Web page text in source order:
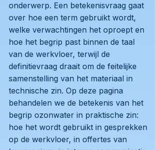
onderwerp. Een betekenisvraag gaat
over hoe een term gebruikt wordt,
welke verwachtingen het oproept en
hoe het begrip past binnen de taal
van de werkvloer, terwijl de
definitievraag draait om de feitelijke
samenstelling van het materiaal in
technische zin. Op deze pagina
behandelen we de betekenis van het
begrip ozonwater in praktische zin:
hoe het wordt gebruikt in gesprekken
op de werkvloer, in offertes van